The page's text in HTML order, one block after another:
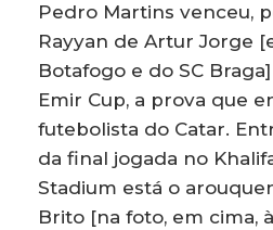
Pedro Martins venceu,
Rayyan de Artur Jorge
Botafogo e do SC
Emir Cup, a prova que
futebolista do Catar.
da final jogada no
Stadium está o
Brito [na foto, em cima,